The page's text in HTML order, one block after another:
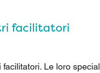
facilitatori
Le loro